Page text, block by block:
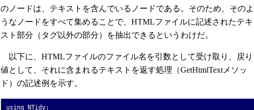
のノードは、テキストを含んでいるノードである。そのため、そのよ
うなノードをすべて集めることで、HTMLファイルに記述されたテキ
スト部分（タグ以外の部分）を抽出できるというわけだ。
以下に、HTMLファイルのファイル名を引数として受け取り、戻り
値として、それに含まれるテキストを返す処理（GetHtmlTextメソッ
ド）の記述例を示す。
using NTidy;